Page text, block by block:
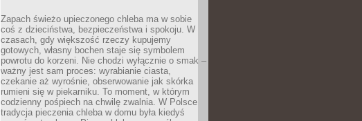
Zapach świeżo upieczonego chleba ma w sobie
coś z dzieciństwa, bezpieczeństwa i spokoju. W
czasach, gdy większość rzeczy kupujemy
gotowych, własny bochen staje się symbolem
powrotu do korzeni. Nie chodzi wyłącznie o smak –
ważny jest sam proces: wyrabianie ciasta,
czekanie aż wyrośnie, obserwowanie jak skórka
rumieni się w piekarniku. To moment, w którym
codzienny pośpiech na chwilę zwalnia. W Polsce
tradycja pieczenia chleba w domu była kiedyś